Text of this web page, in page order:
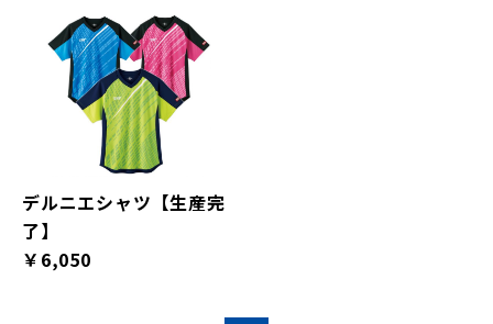
デルニエシャツ【生産完
了】
￥6,050